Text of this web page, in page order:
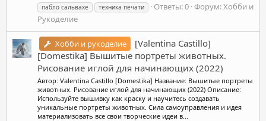
пабло сальвахе
техника печати Ответы: 0 Форум:Хобби и
Рукоделие
Хобби и рукоделие
[Valentina Castillo]
[Domestika] Вышитые портреты животных.
Рисование иглой для начинающих (2022)
Автор: Valentina Castillo [Domestika] Название: Вышитые портреты
животных. Рисование иглой для начинающих (2022) Описание:
Используйте вышивку как краску и научитесь создавать
уникальные портреты животных. Сила самоуправления и идея
материализовать все свои творческие идеи в...